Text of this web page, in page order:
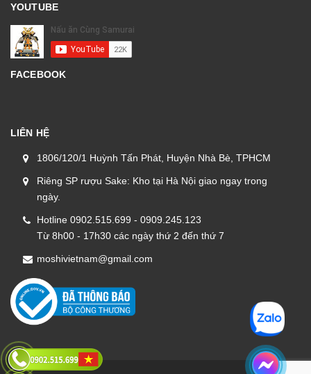
YOUTUBE
FACEBOOK
LIÊN HỆ
1806/120/1 Huỳnh Tấn Phát, Huyện Nhà Bè, TPHCM
Riêng SP rượu Sake: Kho tại Hà Nội giao ngay trong
ngày.
Hotline 0902.515.699 - 0909.245.123
Từ 8h00 - 17h30 các ngày thứ 2 đến thứ 7
moshivietnam@gmail.com